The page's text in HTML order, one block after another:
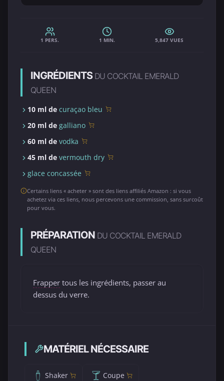
1 PERS. 1 MIN. 5,847 VUES
INGRÉDIENTS DU COCKTAIL EMERALD
QUEEN
10 ml de curaçao bleu
20 ml de galliano
60 ml de vodka
45 ml de vermouth dry
glace concassée
Certains liens « acheter » sont des liens affiliés Amazon : si vous
achetez via ces liens, nous percevons une commission, sans surcoût
pour vous.
PRÉPARATION DU COCKTAIL EMERALD
QUEEN
Frapper tous les ingrédients, passer au
dessus du verre.
MATÉRIEL NÉCESSAIRE
Shaker Coupe